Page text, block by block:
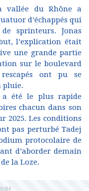
vallée du Rhône a
d’échappés qui
sprinteurs. Jonas
l’explication était
une grande partie
sur le boulevard
ont pu se
pluie.
été le plus rapide
chacun dans son
2025. Les conditions
pas perturbé Tadej
protocolaire de
d’aborder demain
la Loze.